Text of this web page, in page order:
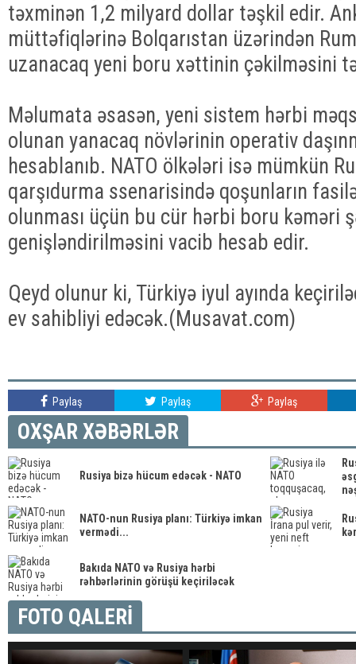
təxminən 1,2 milyard dollar təşkil edir.
müttəfiqlərinə Bolqarıstan üzərindən
uzanacaq yeni boru xəttinin çəkilməsini
Məlumata əsasən, yeni sistem hərbi
olunan yanacaq növlərinin operativ
hesablanıb. NATO ölkələri isə mümkün
qarşıdurma ssenarisində qoşunların
olunması üçün bu cür hərbi boru kəməri
genişləndirilməsini vacib hesab edir.
Qeyd olunur ki, Türkiyə iyul ayında
ev sahibliyi edəcək.(Musavat.com)
Paylaş Paylaş Paylaş
OXŞAR XƏBƏRLƏR
Rusiya bizə hücum edəcək - NATO
NATO-nun Rusiya planı: Türkiyə imkan
vermədi...
Bakıda NATO və Rusiya hərbi
rəhbərlərinin görüşü keçiriləcək
FOTO QALERİ